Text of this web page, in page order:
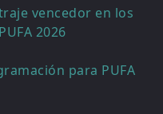
vencedor en los
2026
para PUFA